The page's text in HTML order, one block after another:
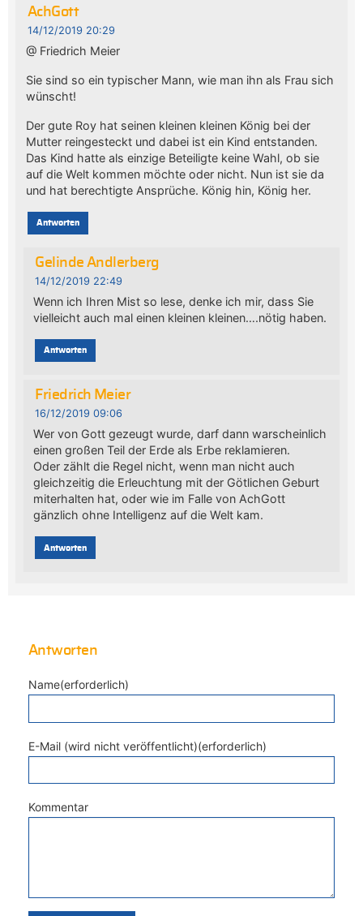
AchGott
14/12/2019 20:29
@ Friedrich Meier
Sie sind so ein typischer Mann, wie man ihn als Frau sich
wünscht!
Der gute Roy hat seinen kleinen kleinen König bei der
Mutter reingesteckt und dabei ist ein Kind entstanden.
Das Kind hatte als einzige Beteiligte keine Wahl, ob sie
auf die Welt kommen möchte oder nicht. Nun ist sie da
und hat berechtigte Ansprüche. König hin, König her.
Antworten
Gelinde Andlerberg
14/12/2019 22:49
Wenn ich Ihren Mist so lese, denke ich mir, dass Sie
vielleicht auch mal einen kleinen kleinen….nötig haben.
Antworten
Friedrich Meier
16/12/2019 09:06
Wer von Gott gezeugt wurde, darf dann warscheinlich
einen großen Teil der Erde als Erbe reklamieren.
Oder zählt die Regel nicht, wenn man nicht auch
gleichzeitig die Erleuchtung mit der Götlichen Geburt
miterhalten hat, oder wie im Falle von AchGott
gänzlich ohne Intelligenz auf die Welt kam.
Antworten
Antworten
Name(erforderlich)
E-Mail (wird nicht veröffentlicht)(erforderlich)
Kommentar